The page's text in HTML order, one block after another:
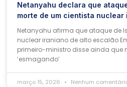
Netanyahu declara que
morte de um cientista nuclear
Netanyahu afirma que ataque de
nuclear iraniano de alto escalão
primeiro-ministro disse ainda que
‘esmagando’
março 15, 2026 Nenhum